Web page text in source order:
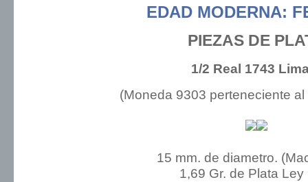
EDAD MODERNA:
PIEZAS DE
1/2 Real 1743
(Moneda 9303 perteneciente al
15 mm. de diametro.
1,69 Gr. de Plata Ley